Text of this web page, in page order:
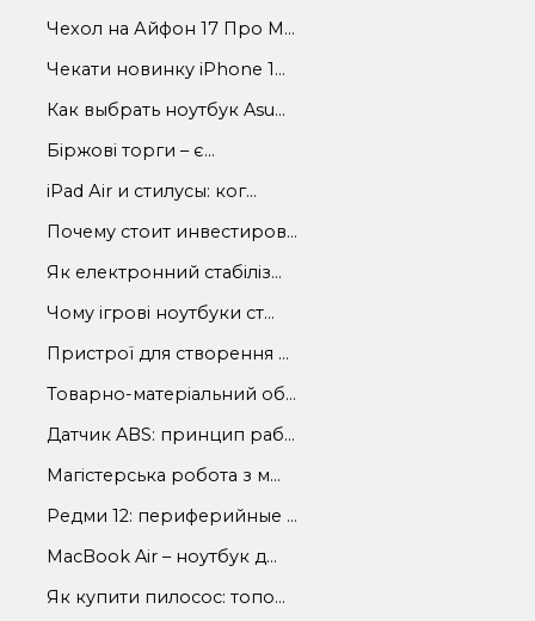
Чехол на Айфон 17 Про М...
Чекати новинку iPhone 1...
Как выбрать ноутбук Asu...
Біржові торги – є...
iРad Аir и стилусы: ког...
Почему стоит инвестиров...
Як електронний стабіліз...
Чому ігрові ноутбуки ст...
Пристрої для створення ...
Товарно-матеріальний об...
Датчик ABS: принцип раб...
Магістерська робота з м...
Редми 12: периферийные ...
MacBook Air – ноутбук д...
Як купити пилосос: топо...